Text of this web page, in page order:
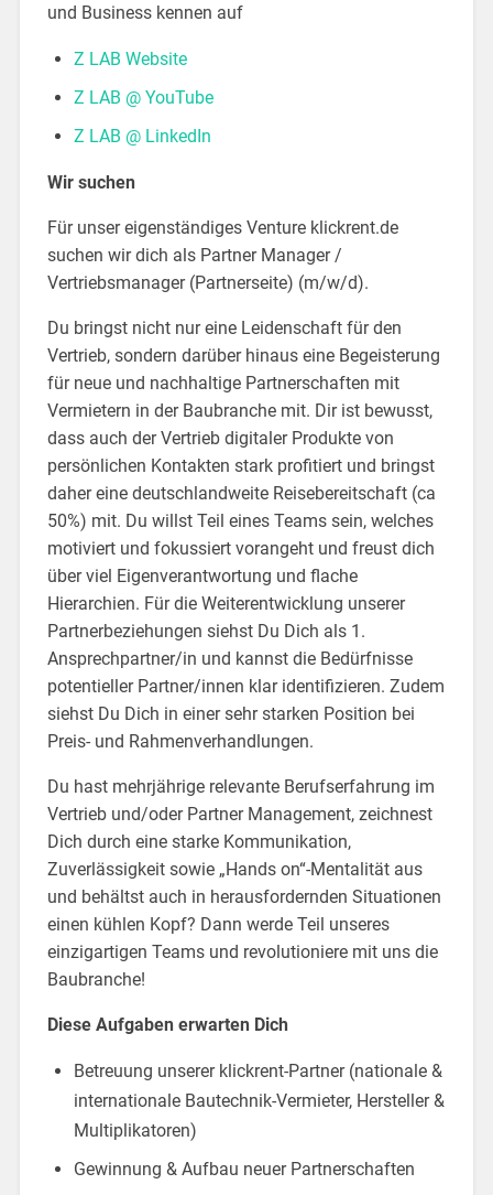
und Business kennen auf
Z LAB Website
Z LAB @ YouTube
Z LAB @ LinkedIn
Wir suchen
Für unser eigenständiges Venture klickrent.de
suchen wir dich als Partner Manager /
Vertriebsmanager (Partnerseite) (m/w/d).
Du bringst nicht nur eine Leidenschaft für den
Vertrieb, sondern darüber hinaus eine Begeisterung
für neue und nachhaltige Partnerschaften mit
Vermietern in der Baubranche mit. Dir ist bewusst,
dass auch der Vertrieb digitaler Produkte von
persönlichen Kontakten stark profitiert und bringst
daher eine deutschlandweite Reisebereitschaft (ca
50%) mit. Du willst Teil eines Teams sein, welches
motiviert und fokussiert vorangeht und freust dich
über viel Eigenverantwortung und flache
Hierarchien. Für die Weiterentwicklung unserer
Partnerbeziehungen siehst Du Dich als 1.
Ansprechpartner/in und kannst die Bedürfnisse
potentieller Partner/innen klar identifizieren. Zudem
siehst Du Dich in einer sehr starken Position bei
Preis- und Rahmenverhandlungen.
Du hast mehrjährige relevante Berufserfahrung im
Vertrieb und/oder Partner Management, zeichnest
Dich durch eine starke Kommunikation,
Zuverlässigkeit sowie „Hands on“-Mentalität aus
und behältst auch in herausfordernden Situationen
einen kühlen Kopf? Dann werde Teil unseres
einzigartigen Teams und revolutioniere mit uns die
Baubranche!
Diese Aufgaben erwarten Dich
Betreuung unserer klickrent-Partner (nationale &
internationale Bautechnik-Vermieter, Hersteller &
Multiplikatoren)
Gewinnung & Aufbau neuer Partnerschaften